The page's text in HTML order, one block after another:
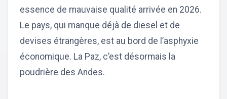
essence de mauvaise qualité arrivée en 2026.
Le pays, qui manque déjà de diesel et de
devises étrangères, est au bord de l’asphyxie
économique. La Paz, c’est désormais la
poudrière des Andes.